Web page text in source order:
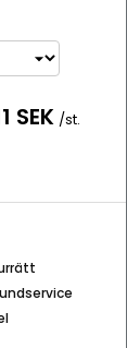
SEK /st.